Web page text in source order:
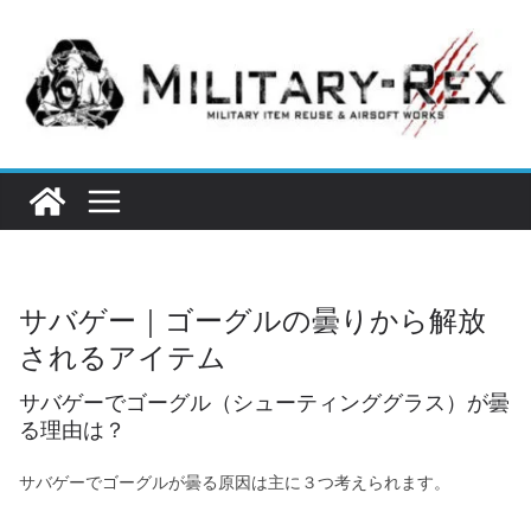
へ
サバゲー｜ゴーグルの曇りから解放
されるアイテム
サバゲーでゴーグル（シューティンググラス）が曇
る理由は？
サバゲーでゴーグルが曇る原因は主に３つ考えられます。